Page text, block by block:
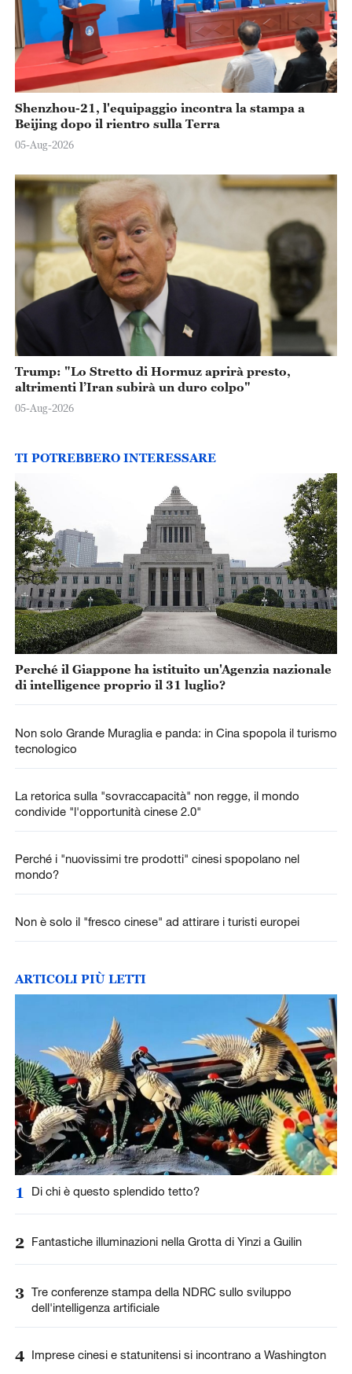
Shenzhou-21, l'equipaggio incontra la stampa a
Beijing dopo il rientro sulla Terra
05-Aug-2026
Trump: "Lo Stretto di Hormuz aprirà presto,
altrimenti l’Iran subirà un duro colpo"
05-Aug-2026
TI POTREBBERO INTERESSARE
Perché il Giappone ha istituito un'Agenzia nazionale
di intelligence proprio il 31 luglio?
Non solo Grande Muraglia e panda: in Cina spopola il turismo
tecnologico
La retorica sulla "sovraccapacità" non regge, il mondo
condivide "l'opportunità cinese 2.0"
Perché i "nuovissimi tre prodotti" cinesi spopolano nel
mondo?
Non è solo il "fresco cinese" ad attirare i turisti europei
ARTICOLI PIÙ LETTI
1 Di chi è questo splendido tetto?
2 Fantastiche illuminazioni nella Grotta di Yinzi a Guilin
3 Tre conferenze stampa della NDRC sullo sviluppo
dell'intelligenza artificiale
4 Imprese cinesi e statunitensi si incontrano a Washington